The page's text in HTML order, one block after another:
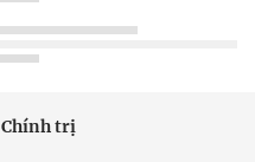
Chính trị